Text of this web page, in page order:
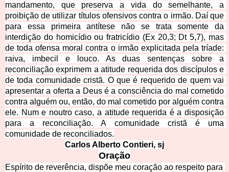
mandamento, que preserva a vida do semelhante, a
proibição de utilizar títulos ofensivos contra o irmão. Daí que
para essa primeira antítese não se trata somente da
interdição do homicídio ou fratricídio (Ex 20,3; Dt 5,7), mas
de toda ofensa moral contra o irmão explicitada pela tríade:
raiva, imbecil e louco. As duas sentenças sobre a
reconciliação exprimem a atitude requerida dos discípulos e
de toda comunidade cristã. O que é requerido de quem vai
apresentar a oferta a Deus é a consciência do mal cometido
contra alguém ou, então, do mal cometido por alguém contra
ele. Num e noutro caso, a atitude requerida é a disposição
para a reconciliação. A comunidade cristã é uma
comunidade de reconciliados.
Carlos Alberto Contieri, sj
Oração
Espírito de reverência, dispõe meu coração ao respeito para